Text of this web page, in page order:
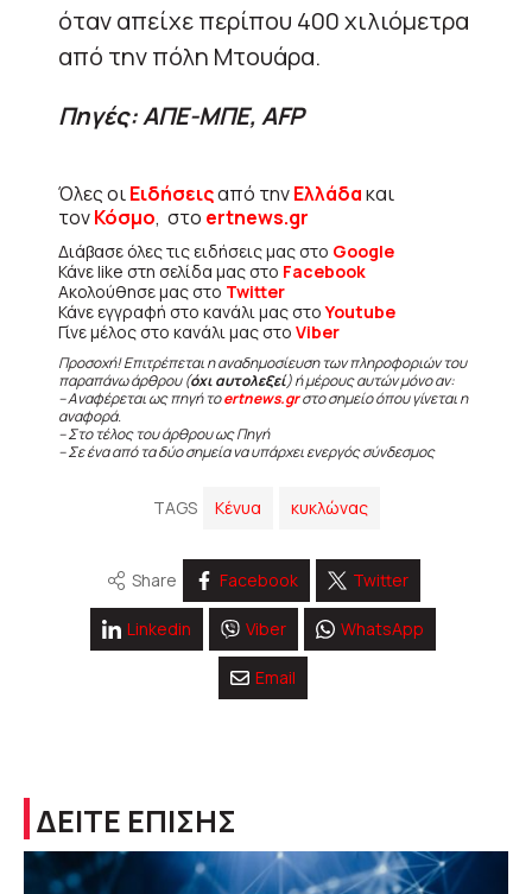
όταν απείχε περίπου 400 χιλιόμετρα
από την πόλη Μτουάρα.
Πηγές: ΑΠΕ-ΜΠΕ, AFP
Όλες οιΕιδήσειςαπό τηνΕλλάδακαι
τονΚόσμο, στο ertnews.gr
Διάβασε όλες τις ειδήσεις μας στο Google
Κάνε like στη σελίδα μας στο Facebook
Ακολούθησε μας στο Twitter
Κάνε εγγραφή στο κανάλι μας στοYoutube
Γίνε μέλος στο κανάλι μας στο Viber
Προσοχή! Επιτρέπεται η αναδημοσίευση των πληροφοριών του
παραπάνω άρθρου (όχι αυτολεξεί) ή μέρους αυτών μόνο αν:
– Αναφέρεται ως πηγή τοertnews.grστο σημείο όπου γίνεται η
αναφορά.
– Στο τέλος του άρθρου ως Πηγή
– Σε ένα από τα δύο σημεία να υπάρχει ενεργός σύνδεσμος
TAGS Κένυα κυκλώνας
Share Facebook Twitter
Linkedin Viber WhatsApp
Email
ΔΕΙΤΕ ΕΠΙΣΗΣ